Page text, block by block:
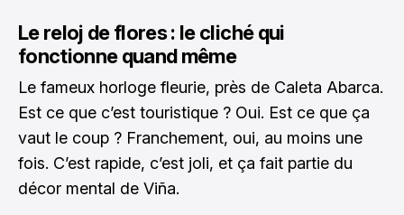
Le reloj de flores : le cliché qui
fonctionne quand même
Le fameux horloge fleurie, près de Caleta Abarca.
Est ce que c’est touristique ? Oui. Est ce que ça
vaut le coup ? Franchement, oui, au moins une
fois. C’est rapide, c’est joli, et ça fait partie du
décor mental de Viña.